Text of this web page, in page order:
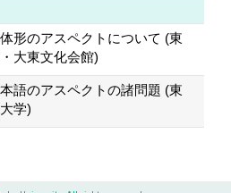
形のアスペクトについて (東
大東文化会館)
語のアスペクトの諸問題 (東
学)